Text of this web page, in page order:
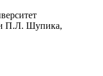
П.Л. Шупика,